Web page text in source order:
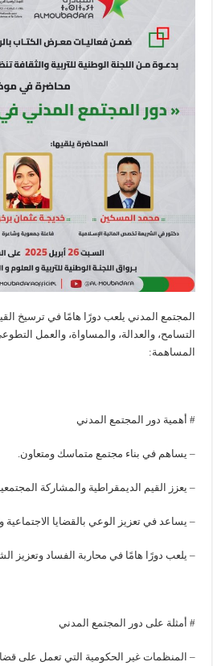
المجتمع المدني يلعب دورًا هامًا في ترسيخ
التسامح، والعدالة، والمساواة، والعمل
المساهمة:
# أهمية دور المجتمع المدني
– يساهم في بناء مجتمع متماسك ومتعاون.
– يعزز القيم الديمقراطية والمشاركة
– يساعد في تعزيز الوعي بالقضايا الاجتماعية
– يلعب دورًا هامًا في محاربة الفساد وتعزيز
# أمثلة على دور المجتمع المدني
– المنظمات غير الحكومية التي تعمل على